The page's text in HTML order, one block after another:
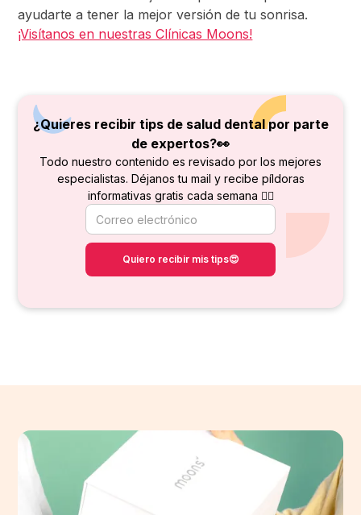
ayudarte a tener la mejor versión de tu sonrisa.
¡Visítanos en nuestras Clínicas Moons!
¿Quieres recibir tips de salud dental por parte
de expertos?👀
Todo nuestro contenido es revisado por los mejores
especialistas. Déjanos tu mail y recibe píldoras
informativas gratis cada semana 👇🏻